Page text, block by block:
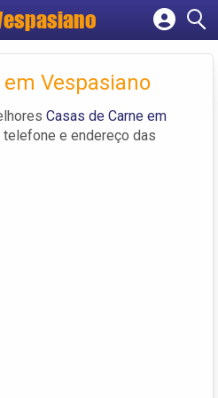
Cadastrar empresa
Criar contaVespasiano
Casas de Carne em
telefone e endereço das